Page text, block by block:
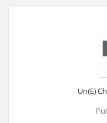
Un(e)